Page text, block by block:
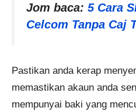
Jom baca: 5 Cara
Celcom Tanpa Caj
Pastikan anda kerap
memastikan akaun anda
mempunyai baki yang